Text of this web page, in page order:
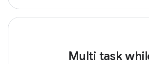
Multi task